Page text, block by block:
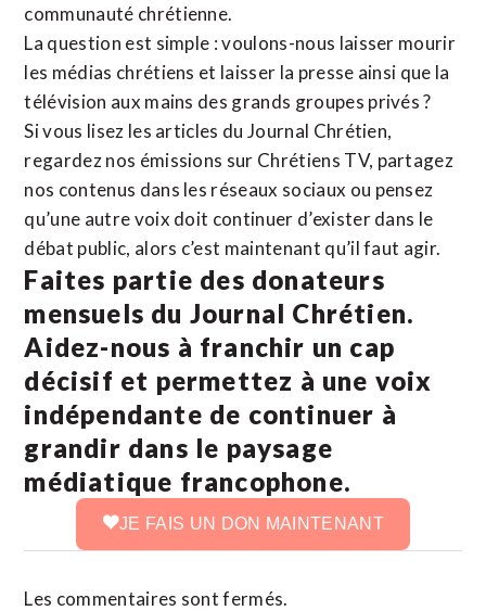
communauté chrétienne.
La question est simple : voulons-nous laisser mourir
les médias chrétiens et laisser la presse ainsi que la
télévision aux mains des grands groupes privés ?
Si vous lisez les articles du Journal Chrétien,
regardez nos émissions sur Chrétiens TV, partagez
nos contenus dans les réseaux sociaux ou pensez
qu’une autre voix doit continuer d’exister dans le
débat public, alors c’est maintenant qu’il faut agir.
Faites partie des donateurs
mensuels du Journal Chrétien.
Aidez-nous à franchir un cap
décisif et permettez à une voix
indépendante de continuer à
grandir dans le paysage
médiatique francophone.
JE FAIS UN DON MAINTENANT
Les commentaires sont fermés.